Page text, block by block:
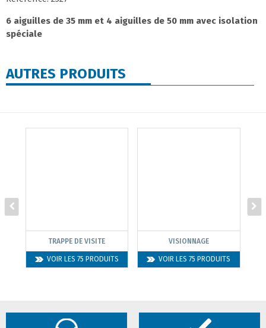
6 aiguilles de 35 mm et 4 aiguilles de 50 mm avec isolation
spéciale
AUTRES PRODUITS
TRAPPE DE VISITE
VOIR LES 75 PRODUITS
VISIONNAGE
VOIR LES 75 PRODUITS